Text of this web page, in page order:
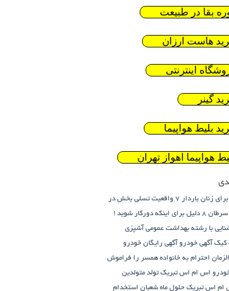
بقا در طبیعت
هاست ارزان
اینترنتی
گینر
بلیط هواپیما
هواپیما اهواز تهران
7 واقعیت تسلی بخش در
سرطان 8 دلیل برای اینکه دورکار شوید !
با رشته بهداشت عمومی آشپزی
کیک آگهی خودرو آگهی رایگان خودرو
احترام به خانواده همسر را فراموش
اس ام اس تبریک تولد متولدین
ام اس تبریک حلول ماه شعبان استخدام